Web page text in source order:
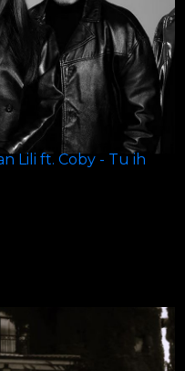
Lili ft. Coby - Tu ih